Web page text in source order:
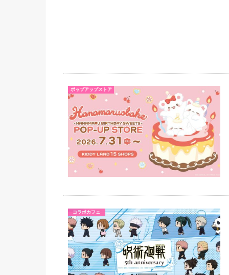
ポップアップストア
コラボカフェ